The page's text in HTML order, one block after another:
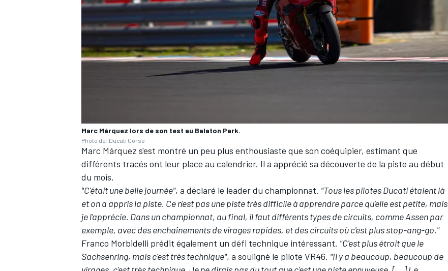
AUTRES CHAMPIONNATS
Marc Márquez lors de son test au Balaton Park.
Photo de: Ducati Corse
Marc Márquez s'est montré un peu plus enthousiaste que son coéquipier, estimant que
différents tracés ont leur place au calendrier. Il a apprécié sa découverte de la piste au début
du mois.
"C'était une belle journée", a déclaré le leader du championnat. "Tous les pilotes Ducati étaient là
et on a appris la piste. Ce n'est pas une piste très difficile à apprendre parce qu'elle est petite, mais
je l'apprécie. Dans un championnat, au final, il faut différents types de circuits, comme Assen par
exemple, avec des enchaînements de virages rapides, et des circuits où c'est plus stop-ang-go."
Franco Morbidelli prédit également un défi technique intéressant. "C'est plus étroit que le
Sachsenring, mais c'est très technique", a souligné le pilote VR46. "Il y a beaucoup, beaucoup de